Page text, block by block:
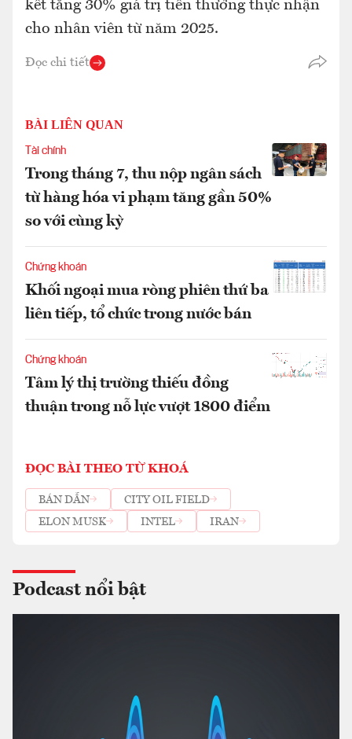
kết tăng 30% giá trị tiền thưởng thực nhận
cho nhân viên từ năm 2025.
Đọc chi tiết
BÀI LIÊN QUAN
Tài chính
Trong tháng 7, thu nộp ngân sách
từ hàng hóa vi phạm tăng gần 50%
so với cùng kỳ
Chứng khoán
Khối ngoại mua ròng phiên thứ ba
liên tiếp, tổ chức trong nước bán
Chứng khoán
Tâm lý thị trường thiếu đồng
thuận trong nỗ lực vượt 1800 điểm
ĐỌC BÀI THEO TỪ KHOÁ
BÁN DẪN
CITY OIL FIELD
ELON MUSK
INTEL IRAN
Podcast nổi bật